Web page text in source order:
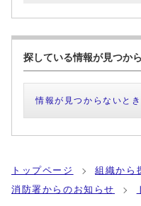
探している情報が見つか
情報が見つからないと
トップページ 組織から
消防署からのお知らせ